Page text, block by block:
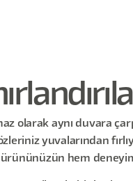
olarak aynı duvara
yuvalarından
ürününüzün hem